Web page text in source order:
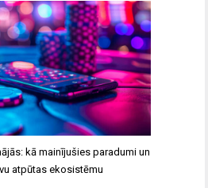
kā mainījušies paradumi un
atpūtas ekosistēmu